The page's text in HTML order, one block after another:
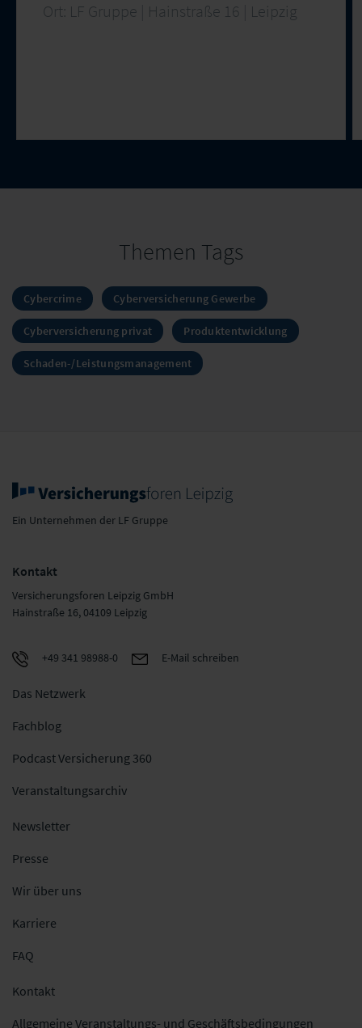
Ort: LF Gruppe | Hainstraße 16 | Leipzig
Themen Tags
Cybercrime Cyberversicherung Gewerbe
Cyberversicherung privat Produktentwicklung
Schaden-/Leistungsmanagement
Ein Unternehmen der LF Gruppe
Kontakt
Versicherungsforen Leipzig GmbH
Hainstraße 16, 04109 Leipzig
+49 341 98988-0 E-Mail schreiben
Das Netzwerk
Fachblog
Podcast Versicherung 360
Veranstaltungsarchiv
Newsletter
Presse
Wir über uns
Karriere
FAQ
Kontakt
Allgemeine Veranstaltungs- und Geschäftsbedingungen